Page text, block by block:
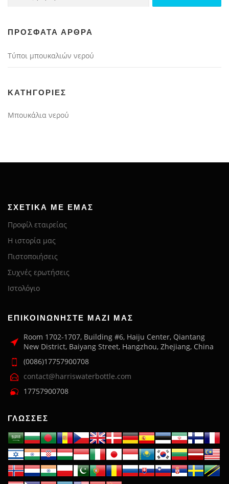
ΠΡΌΣΦΑΤΑ ΆΡΘΡΑ
Τύποι μπουκαλιών νερού
KΑΤΗΓΟΡΊΕΣ
Μπουκάλια νερού
ΣΧΕΤΙΚΆ ΜΕ ΕΜΆΣ
Προφίλ εταιρείας
Η ιστορία μας
Πιστοποιήσεις
Συχνές ερωτήσεις
Ιστολόγιο
ΕΠΙΚΟΙΝΩΝΉΣΤΕ ΜΑΖΊ ΜΑΣ
Room 1702-1707, Building #6, Haiju Center, Qiantang
New District, Baiyang Street, Hangzhou, Zhejiang, China
(0086)17757900708
contact@harriswaterbottle.com
17757900708
ΓΛΏΣΣΕΣ